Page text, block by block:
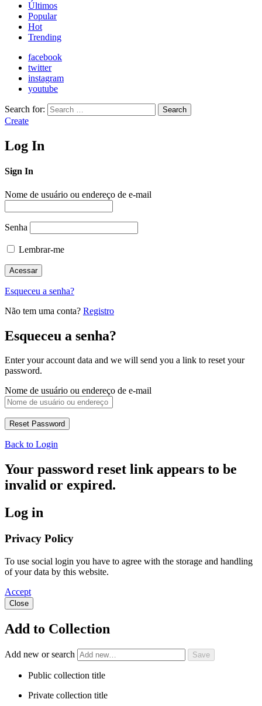
Últimos
Popular
Hot
Trending
facebook
twitter
instagram
youtube
Search for: Search
Create
Log In
Sign In
Nome de usuário ou endereço de e-mail
Senha
Lembrar-me
Esqueceu a senha?
Não tem uma conta? Registro
Esqueceu a senha?
Enter your account data and we will send you a link to reset your
password.
Nome de usuário ou endereço de e-mail
Back to Login
Your password reset link appears to be
invalid or expired.
Log in
Privacy Policy
To use social login you have to agree with the storage and handling
of your data by this website.
Accept
Close
Add to Collection
Add new or search
Public collection title
Private collection title